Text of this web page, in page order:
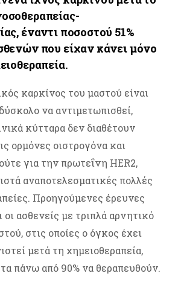
έναντι ποσοστού 51%
που είχαν κάνει μόνο
καρκίνος του μαστού είναι
να αντιμετωπισθεί,
κύτταρα δεν διαθέτουν
ορμόνες οιστρογόνα και
για την πρωτεΐνη HER2,
αναποτελεσματικές πολλές
Προηγούμενες έρευνες
οι ασθενείς με τριπλά αρνητικό
στις οποίες ο όγκος έχει
μετά τη χημειοθεραπεία,
πάνω από 90% να θεραπευθούν.